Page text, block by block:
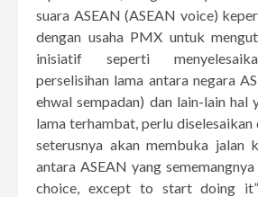
suara ASEAN (ASEAN voice)
dengan usaha PMX untuk
inisiatif seperti
perselisihan lama antara negara
ehwal sempadan) dan lain-lain hal
lama terhambat, perlu diselesaikan
seterusnya akan membuka jalan
antara ASEAN yang
choice, except to start doing